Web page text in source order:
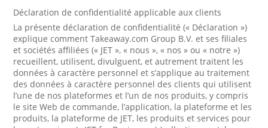
Déclaration de confidentialité applicable aux clients
La présente déclaration de confidentialité (« Déclaration »)
explique comment Takeaway.com Group B.V. et ses filiales
et sociétés affiliées (« JET », « nous », « nos » ou « notre »)
recueillent, utilisent, divulguent, et autrement traitent les
données à caractère personnel et s’applique au traitement
des données à caractère personnel des clients qui utilisent
l’une de nos plateformes et l’un de nos produits, y compris
le site Web de commande, l’application, la plateforme et les
produits, la plateforme de JET, les produits et services pour